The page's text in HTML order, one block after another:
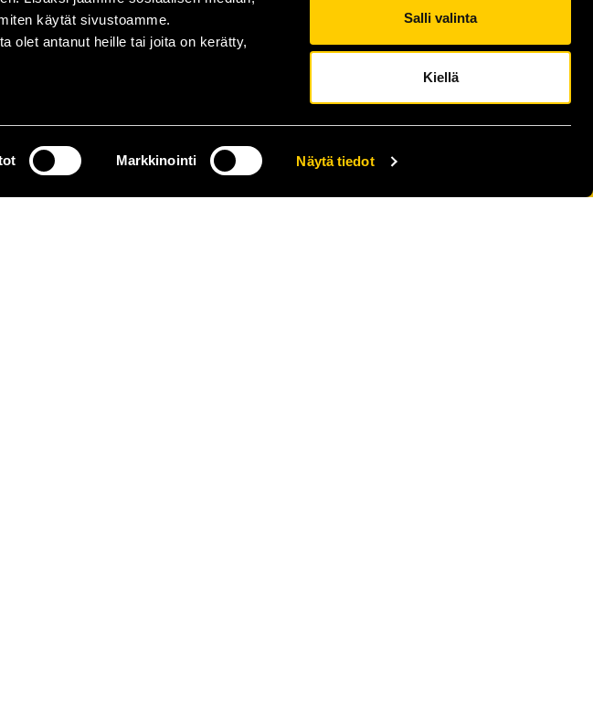
käytät sivustoamme.
olet antanut heille tai joita on kerätty,
Markkinointi Näytä tiedot
Salli valinta
Kiellä